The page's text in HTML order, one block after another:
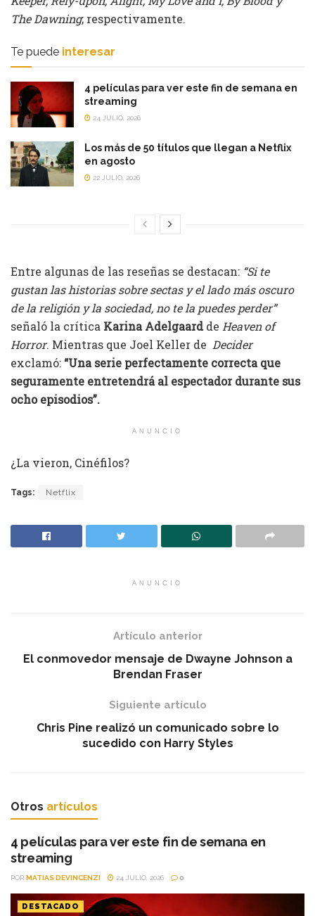
The Dawning; respectivamente.
Te puede interesar
4 películas para ver este fin de semana en
streaming
24 JULIO, 2026
Los más de 50 títulos que llegan a Netflix
en agosto
22 JULIO, 2026
Entre algunas de las reseñas se destacan: “Si te
gustan las historias sobre sectas y el lado más oscuro
de la religión y la sociedad, no te la puedes perder”
señaló la crítica Karina Adelgaardde Heaven of
Horror. Mientras que Joel Keller de Decider
exclamó: “Una serie perfectamente correcta que
seguramente entretendrá al espectador durante sus
ocho episodios”.
ANUNCIO
¿La vieron, Cinéfilos?
Tags: Netflix
ANUNCIO
Artículo anterior
El conmovedor mensaje de Dwayne Johnson a
Brendan Fraser
Siguiente artículo
Chris Pine realizó un comunicado sobre lo
sucedido con Harry Styles
Otros artículos
4 películas para ver este fin de semana en
streaming
POR MATIAS DEVINCENZI 24 JULIO, 2026 0
DESTACADO